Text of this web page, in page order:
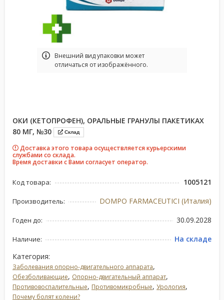
Bнешний вид упаковки может
отличаться от изображённого.
ОКИ (КЕТОПРОФЕН), ОРАЛЬНЫЕ ГРАНУЛЫ ПАКЕТИКАХ
80 МГ, №30
Склад
Доставка этого товара осуществляется курьерскими
службами со склада.
Время доставки с Вами согласует оператор.
Код товара: 1005121
Производитель: DOMPO FARMACEUTICI (Италия)
Годен до: 30.09.2028
Наличие:
На складе
Категория:
Заболевания опорно-двигательного аппарата,
Обезболивающие, Опорно-двигательный аппарат,
Противовоспалительные, Противомикробные, Урология,
Почему болят колени?